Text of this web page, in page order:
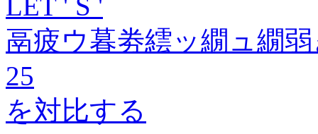
鬲疲ウ暮劵繧ッ繝ュ繝
25
を対比する